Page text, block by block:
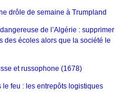
drôle de semaine à Trumpland
de l’Algérie : supprimer
des écoles alors que la société le
et russophone (1678)
le feu : les entrepôts logistiques